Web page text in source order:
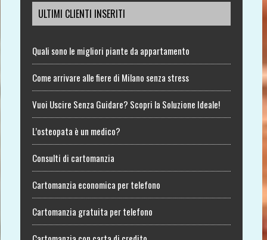
ULTIMI CLIENTI INSERITI
Quali sono le migliori piante da appartamento
Come arrivare alle fiere di Milano senza stress
Vuoi Uscire Senza Guidare? Scopri la Soluzione Ideale!
L’osteopata è un medico?
Consulti di cartomanzia
Cartomanzia economica per telefono
Cartomanzia gratuita per telefono